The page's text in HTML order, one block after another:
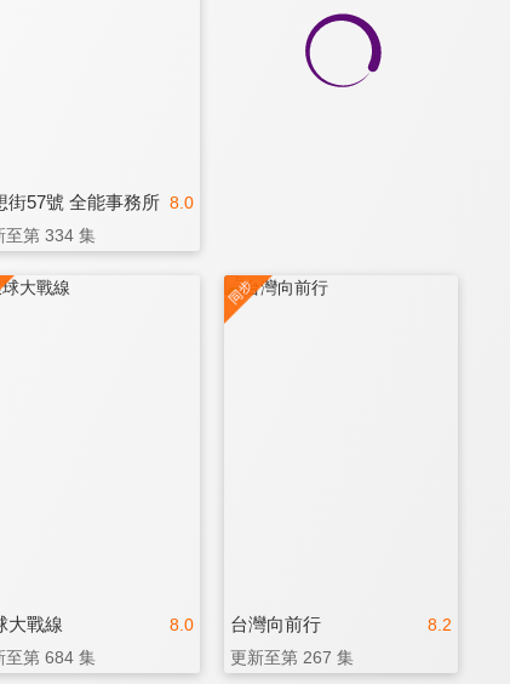
8.0
街57號 全能事務所
至第 334 集
8.0
大戰線
至第 684 集
8.2
台灣向前行
更新至第 267 集